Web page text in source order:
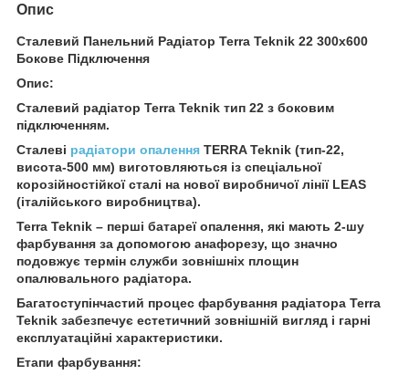
Опис
Сталевий Панельний Радіатор Terra Teknik 22 300x600
Бокове Підключення
Опис:
Сталевий радіатор Terra Teknik тип 22 з боковим
підключенням.
Сталеві радіатори опалення TERRA Teknik (тип-22,
висота-500 мм) виготовляються із спеціальної
корозійностійкої сталі на нової виробничої лінії LEAS
(італійського виробництва).
Terra Teknik – перші батареї опалення, які мають 2-шу
фарбування за допомогою анафорезу, що значно
подовжує термін служби зовнішніх площин
опалювального радіатора.
Багатоступінчастий процес фарбування радіатора Terra
Teknik забезпечує естетичний зовнішній вигляд і гарні
експлуатаційні характеристики.
Етапи фарбування: